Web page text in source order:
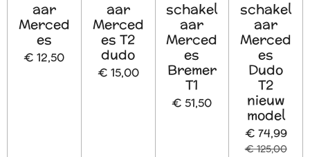
aar
Merced
es
€ 12,50
aar
Merced
es T2
dudo
€ 15,00
schakel
aar
Merced
es
Bremer
T1
€ 51,50
schakel
aar
Merced
es
Dudo
T2
nieuw
model
€ 74,99
€ 125,00